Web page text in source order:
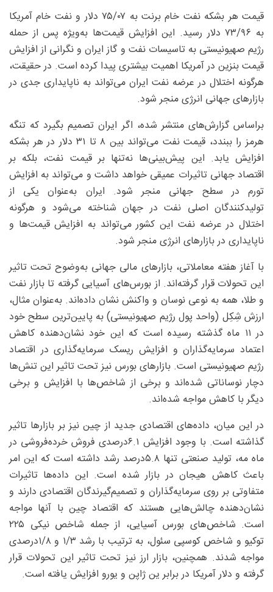
قیمت هر بشکه نفت خام برنت به ۰۷/‏‏۷۵ دلار و نفت خام آمریکا
به ۹۶/‏‏۷۳ دلار رسید. این افزایش قیمت‌ها به‌ویژه پس از حمله
رژیم صهیونیستی به تاسیسات نفت و گاز ایران و نگرانی از افزایش
قیمت بنزین در آمریکا اهمیت بیشتری پیدا کرده است. در حقیقت،
هرگونه اختلال در عرضه نفت ایران می‌تواند به ناپایداری جدی در
بازارهای جهانی انرژی منجر شود.
براساس گزارش‌های منتشر شده، اگر ایران تصمیم بگیرد که تنگه
هرمز را ببندد، قیمت نفت می‌تواند بین ۸ تا ۳۱ دلار در هر بشکه
افزایش یابد. این پیش‌بینی‌ها نه‌تنها بر قیمت نفت، بلکه بر
اقتصاد جهانی تاثیرات عمیقی خواهد داشت و می‌تواند به افزایش
تورم در سطح جهانی منجر شود. ایران به‌عنوان یکی از
تولیدکنندگان اصلی نفت در جهان شناخته می‌شود و هرگونه
اختلال در عرضه نفت این کشور می‌تواند به افزایش قیمت‌ها و
ناپایداری در بازارهای انرژی منجر شود.
با آغاز هفته معاملاتی، بازارهای مالی جهانی به‌وضوح تحت تاثیر
این تحولات قرار گرفته‌اند. از بورس‌های آسیایی گرفته تا بازار نفت
و طلا، همه به نوعی نوسان و واکنش نشان داده‌اند. به‌عنوان مثال،
ارزش شِکِل (واحد پول رژیم صهیونیستی) به پایین‌ترین سطح خود
در ۱۱ ماه گذشته رسیده است که این خود نشان‌دهنده کاهش
اعتماد سرمایه‌گذاران و افزایش ریسک سرمایه‌گذاری در اقتصاد
رژیم صهیونیستی است. بازارهای بورس نیز تحت تاثیر این تنش‌ها
دچار نوساناتی شده‌اند و برخی از شاخص‌ها با افزایش و برخی
دیگر با کاهش مواجه شده‌اند.
در این میان، داده‌های اقتصادی جدید از چین نیز بر بازارها تاثیر
گذاشته است. با وجود افزایش ۶.۱‌درصدی فروش خرده‌فروشی در
ماه مه، تولید صنعتی تنها ۵.۸‌درصد رشد داشته است که این امر
باعث کاهش هیجان در بازار شده است. این داده‌ها تاثیرات
متفاوتی بر روی سرمایه‌گذاران و تصمیم‌گیرندگان اقتصادی دارند و
نشان‌دهنده چالش‌هایی هستند که اقتصاد چین با آنها مواجه
است. شاخص‌های بورس آسیایی، از جمله شاخص نیکی ۲۲۵
توکیو و شاخص کوسپی سئول، به ترتیب با رشد ۳/‏‏۱ و ۸/‏‏۱‌درصدی
مواجه شدند. همچنین، بازار ارز نیز تحت تاثیر این تحولات قرار
گرفته و دلار آمریکا در برابر ین ژاپن و یورو افزایش یافته است.